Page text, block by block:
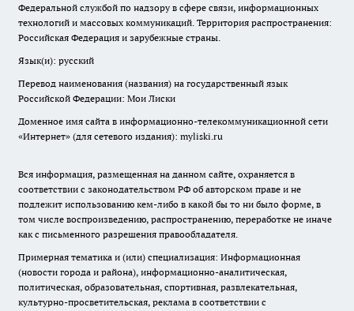
Федеральной службой по надзору в сфере связи, информационных
технологий и массовых коммуникаций. Территория распространения:
Российская Федерация и зарубежные страны.
Язык(и): русский
Перевод наименования (названия) на государственный язык
Российской Федерации: Мои Лиски
Доменное имя сайта в информационно-телекоммуникационной сети
«Интернет» (для сетевого издания): myliski.ru
Вся информация, размещенная на данном сайте, охраняется в
соответствии с законодательством РФ об авторском праве и не
подлежит использованию кем-либо в какой бы то ни было форме, в
том числе воспроизведению, распространению, переработке не иначе
как с письменного разрешения правообладателя.
Примерная тематика и (или) специализация: Информационная
(новости города и района), информационно-аналитическая,
политическая, образовательная, спортивная, развлекательная,
культурно-просветительская, реклама в соответствии с